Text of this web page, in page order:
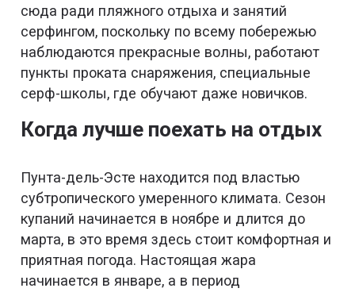
сюда ради пляжного отдыха и занятий
серфингом, поскольку по всему побережью
наблюдаются прекрасные волны, работают
пункты проката снаряжения, специальные
серф-школы, где обучают даже новичков.
Когда лучше поехать на отдых
Пунта-дель-Эсте находится под властью
субтропического умеренного климата. Сезон
купаний начинается в ноябре и длится до
марта, в это время здесь стоит комфортная и
приятная погода. Настоящая жара
начинается в январе, а в период